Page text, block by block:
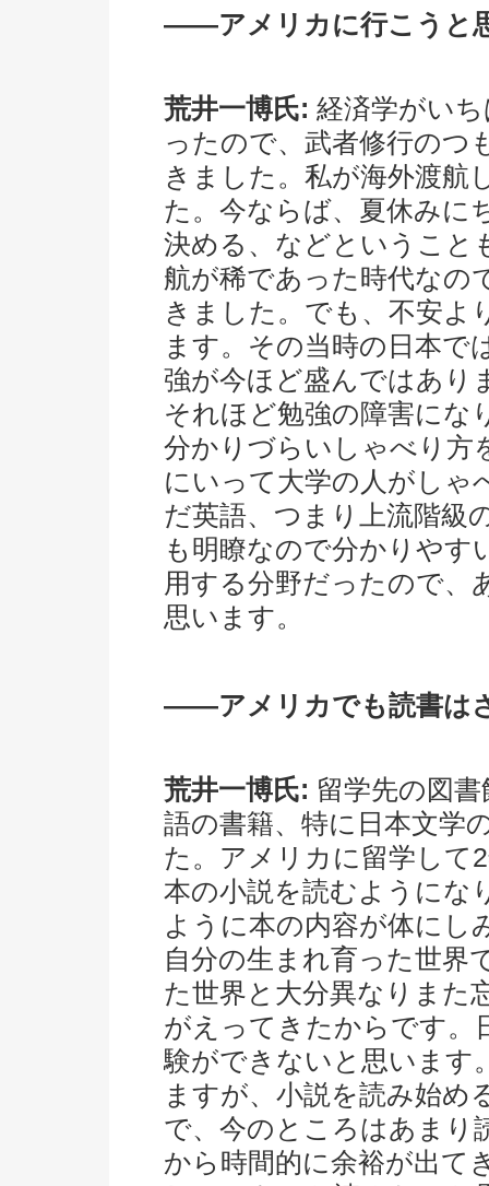
――アメリカに行こうと
荒井一博氏: 経済学がい
ったので、武者修行のつ
きました。私が海外渡航
た。今ならば、夏休みに
決める、などということ
航が稀であった時代なの
きました。でも、不安よ
ます。その当時の日本で
強が今ほど盛んではあり
それほど勉強の障害にな
分かりづらいしゃべり方
にいって大学の人がしゃ
だ英語、つまり上流階級
も明瞭なので分かりやす
用する分野だったので、
思います。
――アメリカでも読書は
荒井一博氏: 留学先の図
語の書籍、特に日本文学
た。アメリカに留学して
本の小説を読むようにな
ように本の内容が体にし
自分の生まれ育った世界
た世界と大分異なりまた
がえってきたからです。
験ができないと思います
ますが、小説を読み始め
で、今のところはあまり
から時間的に余裕が出て